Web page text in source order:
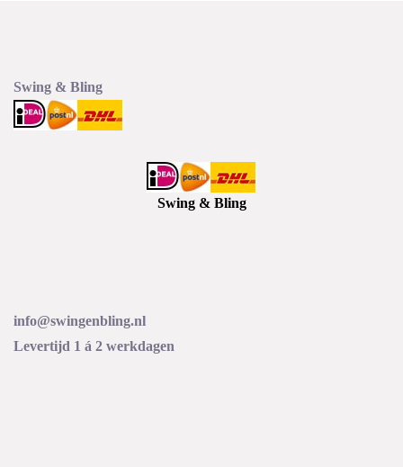
Swing & Bling
Swing & Bling
info@swingenbling.nl
Levertijd 1 á 2 werkdagen